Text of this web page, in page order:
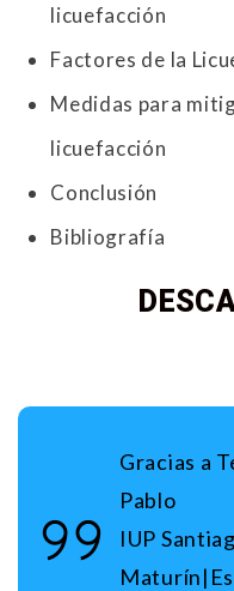
licuefacción
Factores de la
Medidas para
licuefacción
Conclusión
Bibliografía
Gracias a
Pablo
IUP
Maturín|